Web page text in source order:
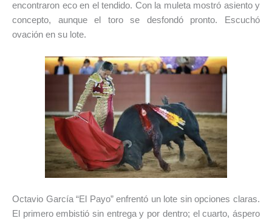
encontraron eco en el tendido. Con la muleta mostró asiento y
concepto, aunque el toro se desfondó pronto. Escuchó
ovación en su lote.
Octavio García “El Payo” enfrentó un lote sin opciones claras.
El primero embistió sin entrega y por dentro; el cuarto, áspero